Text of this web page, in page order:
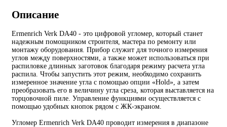
Описание
Ermenrich Verk DA40 - это цифровой угломер, который станет
надежным помощником строителя, мастера по ремонту или
монтажу оборудования. Прибор служит для точного измерения
углов между поверхностями, а также может использоваться при
распиловке длинных заготовок благодаря режиму расчета угла
распила. Чтобы запустить этот режим, необходимо сохранить
измеренное значение угла с помощью опции «Hold», а затем
преобразовать его в величину угла среза, которая выставляется на
торцовочной пиле. Управление функциями осуществляется с
помощью удобных кнопок рядом с ЖК-экраном.
Угломер Ermenrich Verk DA40 проводит измерения в диапазоне